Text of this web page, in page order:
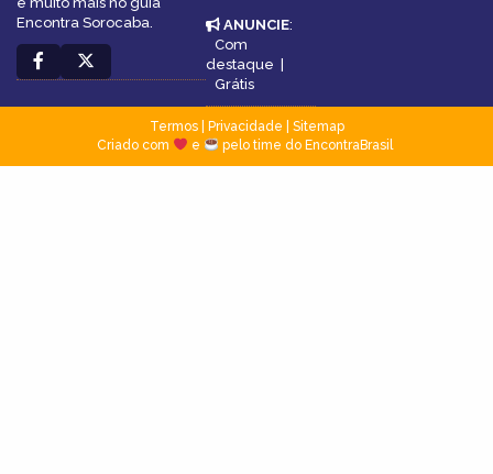
Encontra Sorocaba.
ANUNCIE:
Com
destaque |
Grátis
Termos| Privacidade
Sitemap
Criado com
e pelo time do EncontraBrasil